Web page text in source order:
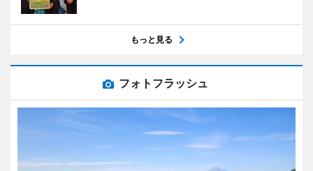
もっと見る
フォトフラッシュ